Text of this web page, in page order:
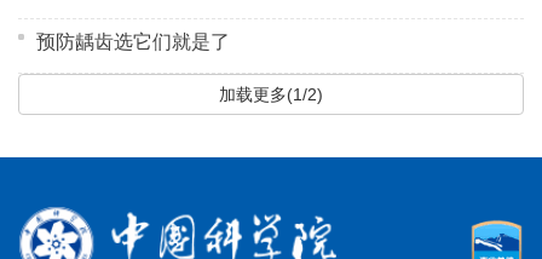
预防龋齿选它们就是了
加载更多(1/2)